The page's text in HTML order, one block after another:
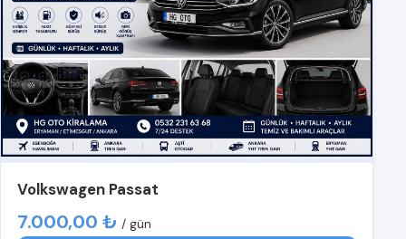
Volkswagen Passat
7.000,00 ₺ / gün